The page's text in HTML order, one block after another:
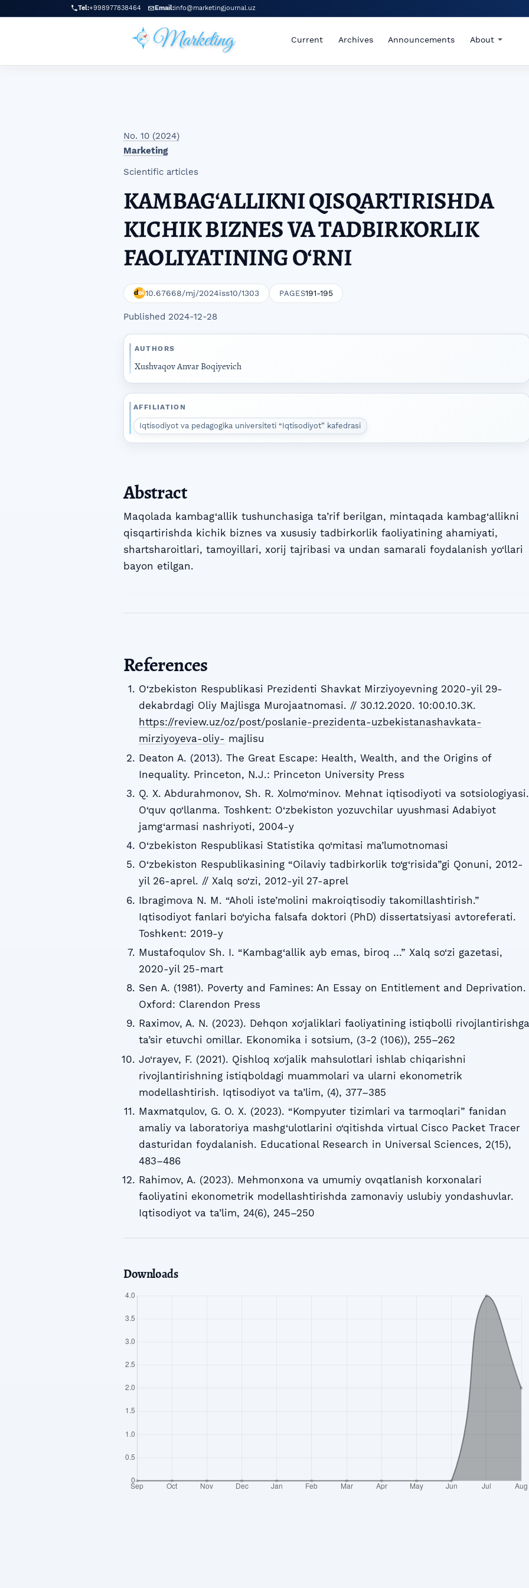
Skip to main navigation menu
Skip to main content
Skip to site footer
Tel:+998977838464 Email:info@marketingjournal.uz
Current Archives Announcements About
No. 10 (2024)
Marketing
Scientific articles
KAMBAG‘ALLIKNI QISQARTIRISHDA
KICHIK BIZNES VA TADBIRKORLIK
FAOLIYATINING O‘RNI
10.67668/mj/2024iss10/1303 PAGES191-195
Published 2024-12-28
AUTHORS
Xushvaqov Anvar Boqiyevich
AFFILIATION
Iqtisodiyot va pedagogika universiteti “Iqtisodiyot” kafedrasi
Abstract
Maqolada kambag‘allik tushunchasiga ta’rif berilgan, mintaqada kambag‘allikni
qisqartirishda kichik biznes va xususiy tadbirkorlik faoliyatining ahamiyati,
shartsharoitlari, tamoyillari, xorij tajribasi va undan samarali foydalanish yo‘llari
bayon etilgan.
References
O‘zbekiston Respublikasi Prezidenti Shavkat Mirziyoyevning 2020-yil 29-
dekabrdagi Oliy Majlisga Murojaatnomasi. // 30.12.2020. 10:00.10.3K.
https://review.uz/oz/post/poslanie-prezidenta-uzbekistanashavkata-
mirziyoyeva-oliy- majlisu
Deaton A. (2013). The Great Escape: Health, Wealth, and the Origins of
Inequality. Princeton, N.J.: Princeton University Press
Q. X. Abdurahmonov, Sh. R. Xolmо‘minov. Mehnat iqtisodiyoti va sotsiologiyasi.
O‘quv qo‘llanma. Toshkent: O‘zbekiston yozuvchilar uyushmasi Adabiyot
jamg‘armasi nashriyoti, 2004-y
O‘zbekiston Respublikasi Statistika qo‘mitasi ma’lumotnomasi
O‘zbekiston Respublikasining “Oilaviy tadbirkorlik to‘g‘risida”gi Qonuni, 2012-
yil 26-aprel. // Xalq so‘zi, 2012-yil 27-aprel
Ibragimova N. M. “Aholi iste’molini makroiqtisodiy takomillashtirish.”
Iqtisodiyot fanlari bo‘yicha falsafa doktori (PhD) dissertatsiyasi avtoreferati.
Toshkent: 2019-y
Mustafoqulov Sh. I. “Kambag‘allik ayb emas, biroq ...” Xalq so‘zi gazetasi,
2020-yil 25-mart
Sen A. (1981). Poverty and Famines: An Essay on Entitlement and Deprivation.
Oxford: Clarendon Press
Raximov, A. N. (2023). Dehqon xo‘jaliklari faoliyatining istiqbolli rivojlantirishga
ta’sir etuvchi omillar. Ekonomika i sotsium, (3-2 (106)), 255–262
Jo‘rayev, F. (2021). Qishloq xo‘jalik mahsulotlari ishlab chiqarishni
rivojlantirishning istiqboldagi muammolari va ularni ekonometrik
modellashtirish. Iqtisodiyot va ta’lim, (4), 377–385
Maxmatqulov, G. O. X. (2023). “Kompyuter tizimlari va tarmoqlari” fanidan
amaliy va laboratoriya mashg‘ulotlarini o‘qitishda virtual Cisco Packet Tracer
dasturidan foydalanish. Educational Research in Universal Sciences, 2(15),
483–486
Rahimov, A. (2023). Mehmonxona va umumiy ovqatlanish korxonalari
faoliyatini ekonometrik modellashtirishda zamonaviy uslubiy yondashuvlar.
Iqtisodiyot va ta’lim, 24(6), 245–250
Downloads